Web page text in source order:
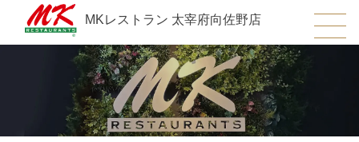
MKレストラン 太宰府向佐野店